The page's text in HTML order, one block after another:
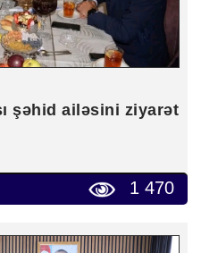
şəhid ailəsini ziyarət
1 470